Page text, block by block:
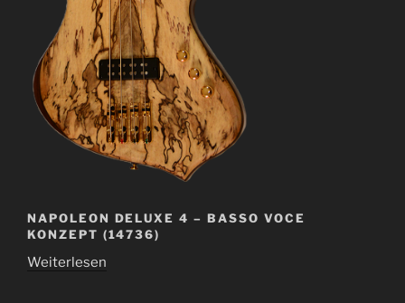
NAPOLEON DELUXE 4 – BASSO VOCE
KONZEPT (14736)
Weiterlesen